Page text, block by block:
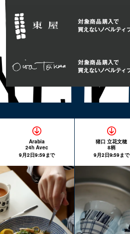
Arabia
24h Avec
9月2日9:59まで
猪口 立花文穂
8柄
9月2日9:59まで